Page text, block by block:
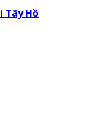
Tây Hồ